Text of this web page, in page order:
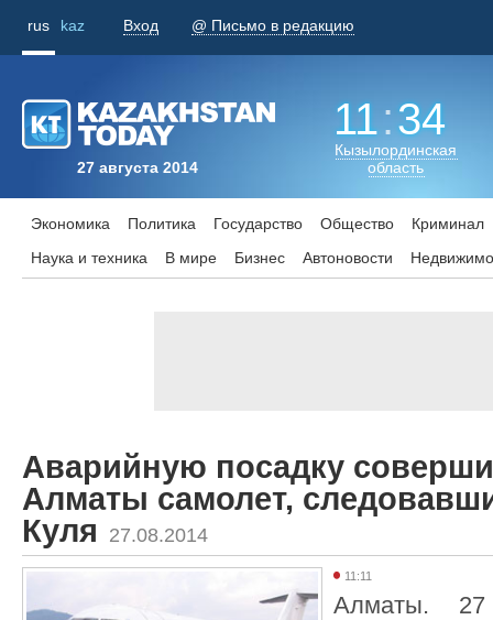
rus kaz Вход @ Письмо в редакцию
27 августа 2014
11:34
Кызылординская
область
Экономика Политика Государство Общество
Криминал
Наука и техника
В мире Бизнес Aвтоновости
Аварийную посадку
Алматы самолет,
Куля
27.08.2014
11:11
Алматы. 27